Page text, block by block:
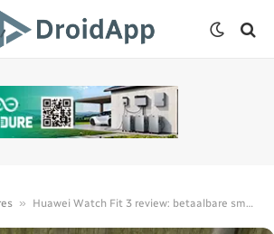
» Huawei Watch Fit 3 review: betaalbare smartwatch is uitstekende keuze